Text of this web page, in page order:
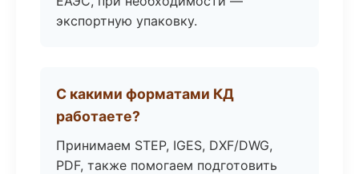
экспортную упаковку.
С какими форматами КД
работаете?
Принимаем STEP, IGES, DXF/DWG,
PDF, также помогаем подготовить